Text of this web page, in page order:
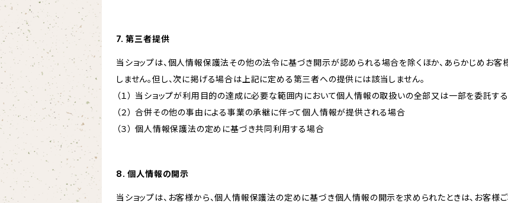
7. 第三者提供
当ショップは、個人情報保護法その他の法令に基づき開示が認められる場合を除くほか、あらかじめお
しません。但し、次に掲げる場合は上記に定める第三者への提供には該当しません。
（１） 当ショップが利用目的の達成に必要な範囲内において個人情報の取扱いの全部又は一部を委託す
（２） 合併その他の事由による事業の承継に伴って個人情報が提供される場合
（３） 個人情報保護法の定めに基づき共同利用する場合
8. 個人情報の開示
当ショップは、お客様から、個人情報保護法の定めに基づき個人情報の開示を求められたときは、お客様